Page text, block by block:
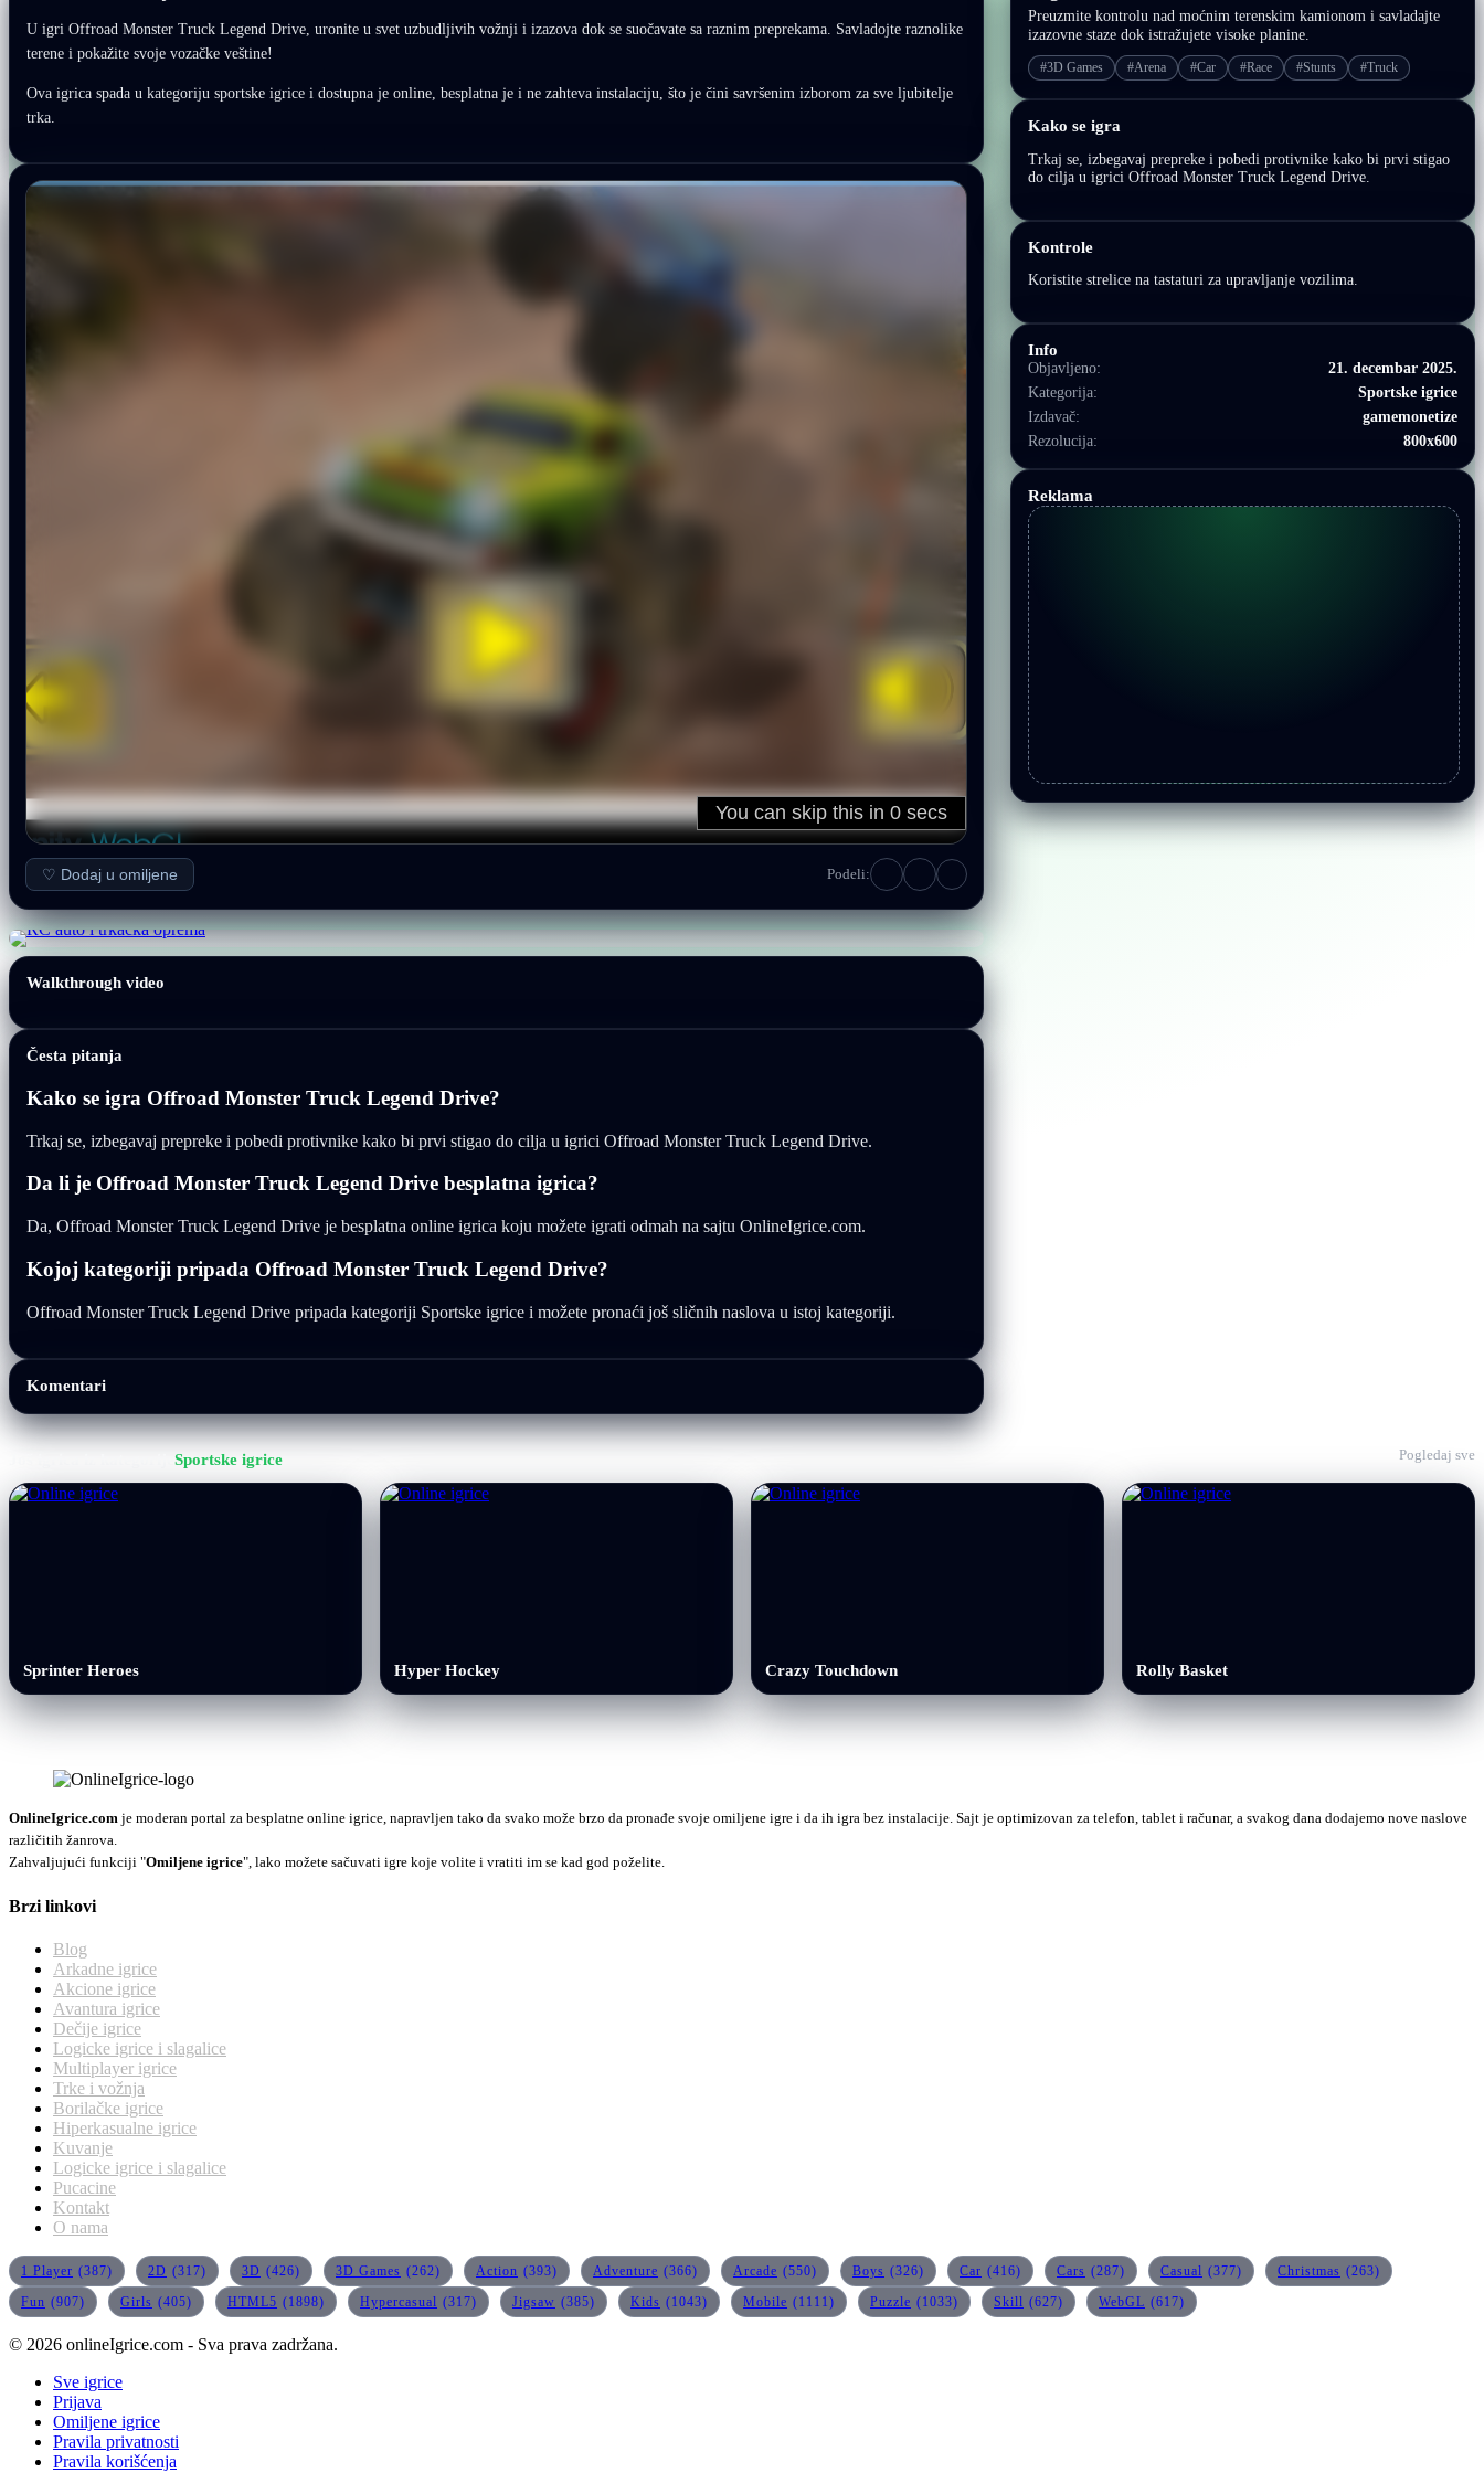
U igri Offroad Monster Truck Legend Drive, uronite u svet uzbudljivih vožnji i izazova dok se suočavate sa raznim preprekama. Savladojte raznolike
terene i pokažite svoje vozačke veštine!
Ova igrica spada u kategoriju sportske igrice i dostupna je online, besplatna je i ne zahteva instalaciju, što je čini savršenim izborom za sve ljubitelje
trka.
♡ Dodaj u omiljene Podeli:
Walkthrough video
Česta pitanja
Kako se igra Offroad Monster Truck Legend Drive?
Trkaj se, izbegavaj prepreke i pobedi protivnike kako bi prvi stigao do cilja u igrici Offroad Monster Truck Legend Drive.
Da li je Offroad Monster Truck Legend Drive besplatna igrica?
Da, Offroad Monster Truck Legend Drive je besplatna online igrica koju možete igrati odmah na sajtu OnlineIgrice.com.
Kojoj kategoriji pripada Offroad Monster Truck Legend Drive?
Offroad Monster Truck Legend Drive pripada kategoriji Sportske igrice i možete pronaći još sličnih naslova u istoj kategoriji.
Komentari
Preuzmite kontrolu nad moćnim terenskim kamionom i savladajte
izazovne staze dok istražujete visoke planine.
#3D Games #Arena #Car #Race #Stunts #Truck
Kako se igra
Trkaj se, izbegavaj prepreke i pobedi protivnike kako bi prvi stigao
do cilja u igrici Offroad Monster Truck Legend Drive.
Kontrole
Koristite strelice na tastaturi za upravljanje vozilima.
Info
Objavljeno:
21. decembar 2025.
Kategorija:
Sportske igrice
Izdavač:
gamemonetize
Rezolucija:
800x600
Reklama
Sportske igrice Pogledaj sve
Sprinter Heroes Hyper Hockey Crazy Touchdown Rolly Basket
OnlineIgrice.com je moderan portal za besplatne online igrice, napravljen tako da svako može brzo da pronađe svoje omiljene igre i da ih igra bez instalacije. Sajt je optimizovan za telefon, tablet i računar, a svakog dana dodajemo nove naslove
različitih žanrova.
Zahvaljujući funkciji "Omiljene igrice", lako možete sačuvati igre koje volite i vratiti im se kad god poželite.
Brzi linkovi
Blog
Arkadne igrice
Akcione igrice
Avantura igrice
Dečije igrice
Logicke igrice i slagalice
Multiplayer igrice
Trke i vožnja
Borilačke igrice
Hiperkasualne igrice
Kuvanje
Logicke igrice i slagalice
Pucacine
Kontakt
O nama
1 Player (387) 2D (317) 3D (426) 3D Games (262) Action (393) Adventure (366) Arcade (550) Boys (326) Car (416) Cars (287) Casual (377) Christmas (263)
Fun (907) Girls (405) HTML5 (1898) Hypercasual (317) Jigsaw (385) Kids (1043) Mobile (1111) Puzzle (1033) Skill (627) WebGL (617)
© 2026 onlineIgrice.com - Sva prava zadržana.
Sve igrice
Prijava
Omiljene igrice
Pravila privatnosti
Pravila korišćenja